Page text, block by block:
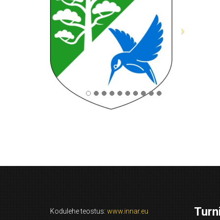
Kodulehe teostus: www.innar.eu